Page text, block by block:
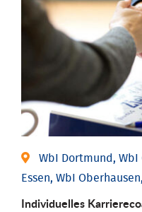
WbI Dortmund, WbI
Essen, WbI
Individu­elles